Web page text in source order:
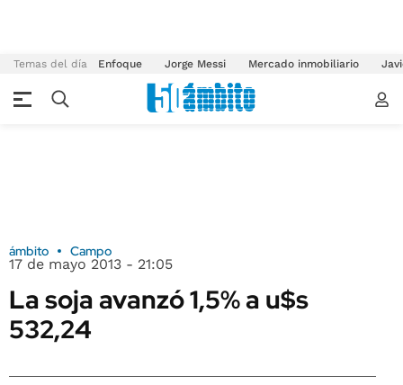
Temas del día Enfoque Jorge Messi Mercado inmobiliario
ámbito Campo
17 de mayo 2013 - 21:05
La soja avanzó 1,5% a u$s
532,24